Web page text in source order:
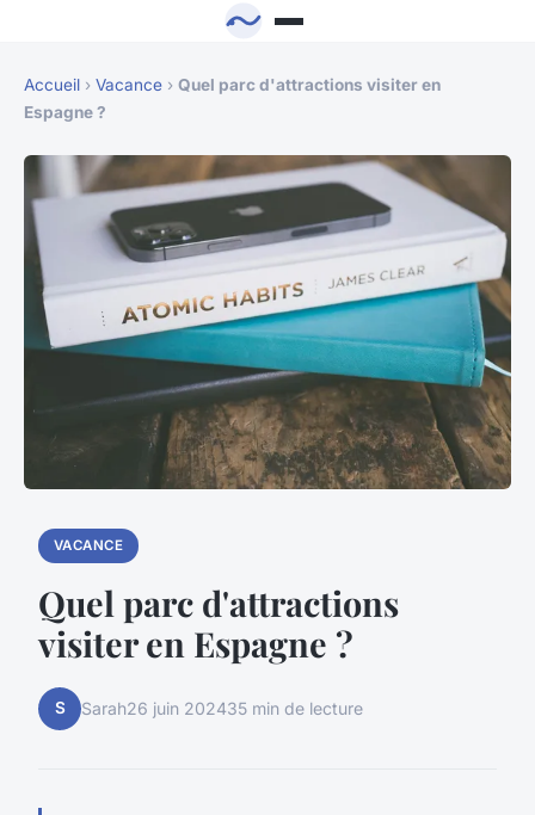
Accueil › Vacance › Quel parc d'attractions visiter en
Espagne ?
VACANCE
Quel parc d'attractions
visiter en Espagne ?
S Sarah26 juin 202435 min de lecture